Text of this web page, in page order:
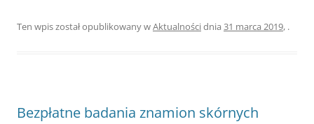
Ten wpis został opublikowany wAktualnościdnia 31 marca 2019, .
Bezpłatne badania znamion skórnych